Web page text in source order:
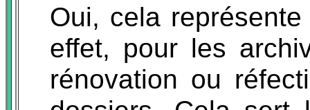
Oui, cela
effet, pour les
rénovation ou